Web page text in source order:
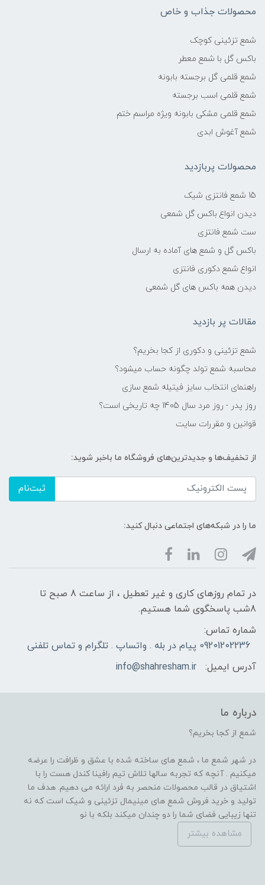
محصولات جذاب و خاص
شمع تزئینی کوچک
باکس گل با شمع معطر
شمع قلمی گل برجسته بابونه
شمع قلمی اسب برجسته
شمع قلمی مشکی بابونه ویژه مراسم ختم
شمع آغوش ابدی
محصولات پربازدید
15 شمع فانتزی شیک
دیدن انواع باکس گل شمعی
ست شمع فانتزی
باکس گل و شمع های آماده به ارسال
انواع شمع دکوری فانتزی
دیدن همه باکس های گل شمعی
مقالات پر بازدید
شمع تزئینی و دکوری از کجا بخریم؟
محاسبه شمع تولد چگونه حساب میشود؟
راهنمای انتخاب سایز فیتیله شمع سازی
روز پدر - روز مرد سال 1405 چه تاریخی است؟
قوانین و مقررات سایت
از تخفیف‌ها و جدیدترین‌های فروشگاه ما باخبر شوید:
ثبت‌نام
ما را در شبکه‌های اجتماعی دنبال کنید:
در تمام روزهای کاری و غیر تعطیل ، از ساعت 8 صبح تا
8شب پاسخگوی شما هستیم.
شماره تماس:
09201202236 پیام در بله . واتساپ . تلگرام و تماس تلفنی
آدرس ایمیل:
info@shahresham.ir
درباره ما
شمع از کجا بخریم؟
در شهر شمع ما ، شمع های ساخته شده با عشق و ظرافت را عرضه
میکنیم . آنچه که تجربه سالها تلاش تیم رافینا کندل هست را با
اشتیاق در قالب محصولات منحصر به فرد ارائه می دهیم. هدف ما
تولید و خرید فروش شمع های مینیمال تزئینی و شیک است که نه
تنها زیبایی فضای شما را دو چندان میکند بلکه با نو
مشاهده بیشتر